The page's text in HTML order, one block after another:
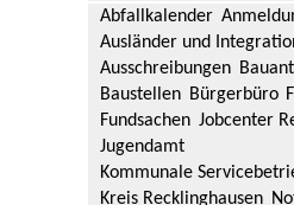
Abfallkalender
Ausländer und
Ausschreibungen
Baustellen Bürgerbüro
Fundsachen Jobcenter
Jugendamt
Kommunale
Kreis Recklinghausen